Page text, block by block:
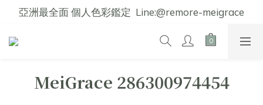
亞洲最全面 個人色彩鑑定  Line:@remore-meigrace
MeiGrace 286300974454